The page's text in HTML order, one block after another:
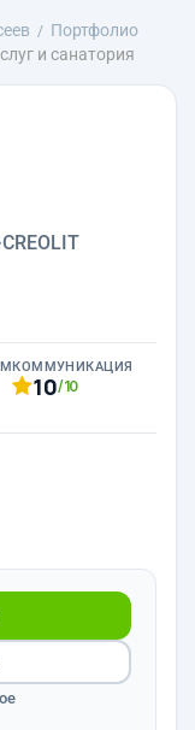
Портфолио
и санатория
CREOLIT
КОММУНИКАЦИЯ
10/10